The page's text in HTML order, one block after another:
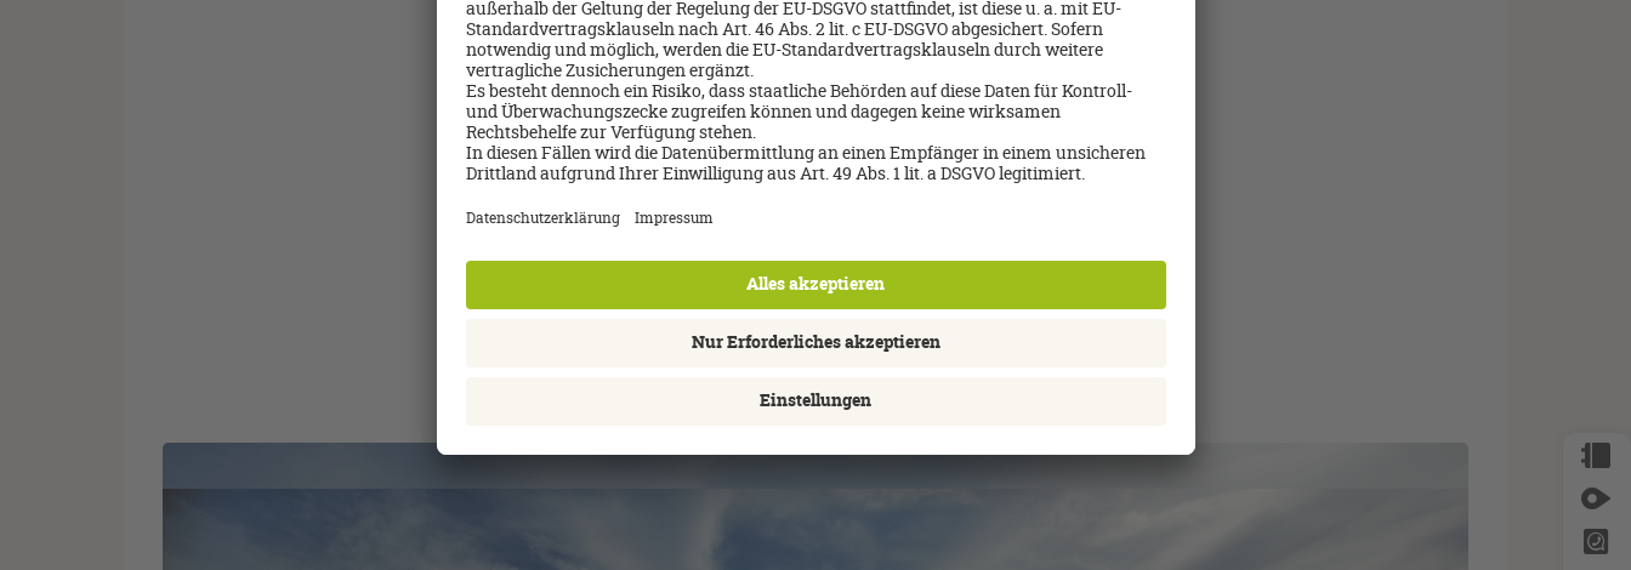
Über mich
Anja Krause
03841-284032
Email schreiben